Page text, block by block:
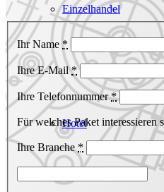
Einzelhandel
Hotel
Ihr Name *
Ihre E-Mail*
Ihre Telefonnummer*
Für welches Paket interessieren
Ihre Branche *